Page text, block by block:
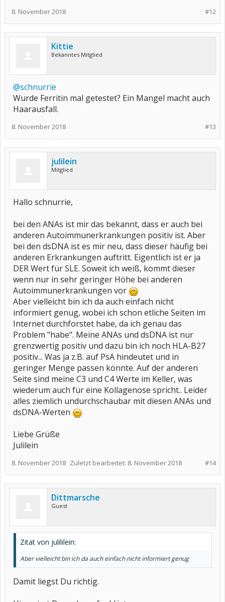
#12
8. November 2018
Kittie
Bekanntes Mitglied
@schnurrie
Wurde Ferritin mal getestet? Ein Mangel macht auch
Haarausfall.
#13
8. November 2018
julilein
Mitglied
Hallo schnurrie,
bei den ANAs ist mir das bekannt, dass er auch bei
anderen Autoimmunerkrankungen positiv ist. Aber
bei den dsDNA ist es mir neu, dass dieser häufig bei
anderen Erkrankungen auftritt. Eigentlich ist er ja
DER Wert für SLE. Soweit ich weiß, kommt dieser
wenn nur in sehr geringer Höhe bei anderen
Autoimmunerkrankungen vor
Aber vielleicht bin ich da auch einfach nicht
informiert genug, wobei ich schon etliche Seiten im
Internet durchforstet habe, da ich genau das
Problem "habe". Meine ANAs und dsDNA ist nur
grenzwertig positiv und dazu bin ich noch HLA-B27
positiv... Was ja z.B. auf PsA hindeutet und in
geringer Menge passen könnte. Auf der anderen
Seite sind meine C3 und C4 Werte im Keller, was
wiederum auch für eine Kollagenose spricht.. Leider
alles ziemlich undurchschaubar mit diesen ANAs und
dsDNA-Werten
Liebe Grüße
Julilein
#14
8. November 2018 Zuletzt bearbeitet: 8. November 2018
Dittmarsche
Guest
Zitat von julililein:
Aber vielleicht bin ich da auch einfach nicht informiert genug
Damit liegst Du richtig.